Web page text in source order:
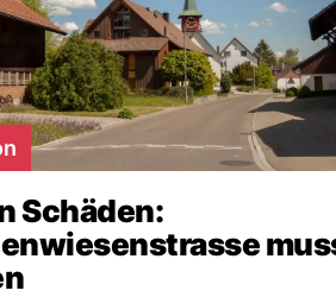
Schäden: